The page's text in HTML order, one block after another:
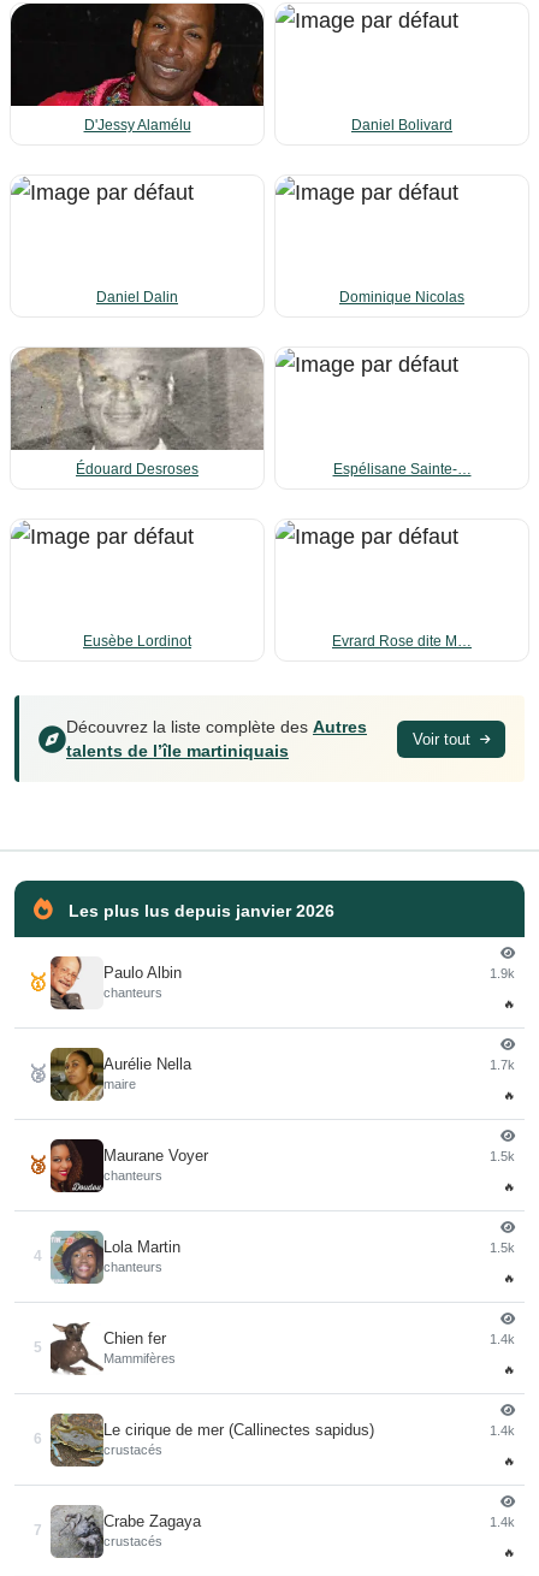
D'Jessy Alamélu Daniel Bolivard
Daniel Dalin Dominique Nicolas
Édouard Desroses Espélisane Sainte-…
Eusèbe Lordinot Evrard Rose dite M…
Découvrez la liste complète des Autres
talents de l’île martiniquais
Voir tout
Les plus lus depuis janvier 2026
🥇 Paulo Albin
chanteurs
1.9k
🔥
🥈 Aurélie Nella
maire
1.7k
🔥
🥉 Maurane Voyer
chanteurs
1.5k
🔥
4
Lola Martin
chanteurs
1.5k
🔥
5
Chien fer
Mammifères
1.4k
🔥
6
Le cirique de mer (Callinectes sapidus)
crustacés
1.4k
🔥
7
Crabe Zagaya
crustacés
1.4k
🔥